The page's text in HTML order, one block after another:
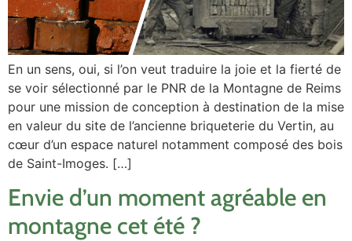
En un sens, oui, si l’on veut traduire la joie et la fierté de
se voir sélectionné par le PNR de la Montagne de Reims
pour une mission de conception à destination de la mise
en valeur du site de l’ancienne briqueterie du Vertin, au
cœur d’un espace naturel notamment composé des bois
de Saint-Imoges. […]
Envie d’un moment agréable en
montagne cet été ?